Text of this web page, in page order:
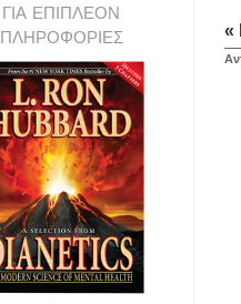
«
ΓΙΑ ΕΠΙΠΛΕΟΝ
ΠΛΗΡΟΦΟΡΙΕΣ